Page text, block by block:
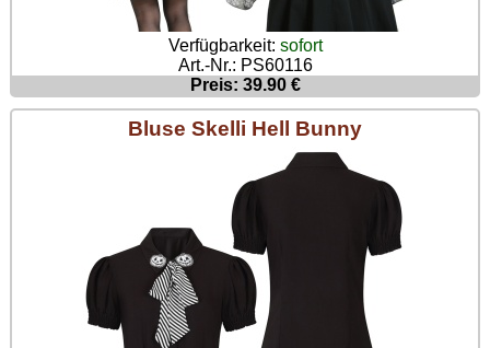
Verfügbarkeit: sofort
Art.-Nr.: PS60116
Preis: 39.90 €
Bluse Skelli Hell Bunny